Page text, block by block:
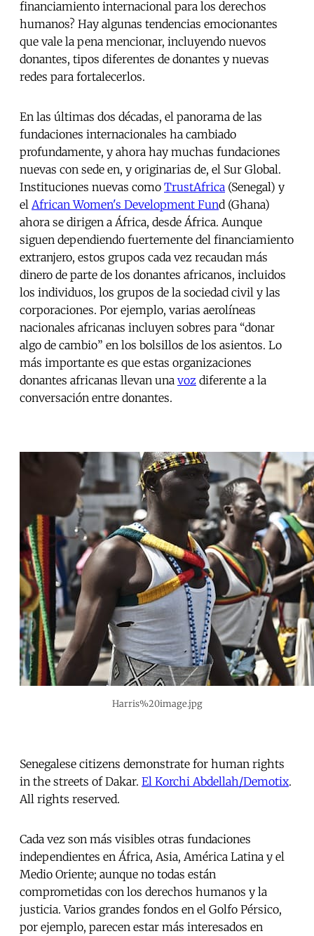
financiamiento internacional para los derechos
humanos? Hay algunas tendencias emocionantes
que vale la pena mencionar, incluyendo nuevos
donantes, tipos diferentes de donantes y nuevas
redes para fortalecerlos.
En las últimas dos décadas, el panorama de las
fundaciones internacionales ha cambiado
profundamente, y ahora hay muchas fundaciones
nuevas con sede en, y originarias de, el Sur Global.
Instituciones nuevas como TrustAfrica (Senegal) y
el African Women's Development Fund (Ghana)
ahora se dirigen a África, desde África. Aunque
siguen dependiendo fuertemente del financiamiento
extranjero, estos grupos cada vez recaudan más
dinero de parte de los donantes africanos, incluidos
los individuos, los grupos de la sociedad civil y las
corporaciones. Por ejemplo, varias aerolíneas
nacionales africanas incluyen sobres para “donar
algo de cambio” en los bolsillos de los asientos. Lo
más importante es que estas organizaciones
donantes africanas llevan una voz diferente a la
conversación entre donantes.
Harris%20image.jpg
Senegalese citizens demonstrate for human rights
in the streets of Dakar. El Korchi Abdellah/Demotix.
All rights reserved.
Cada vez son más visibles otras fundaciones
independientes en África, Asia, América Latina y el
Medio Oriente; aunque no todas están
comprometidas con los derechos humanos y la
justicia. Varios grandes fondos en el Golfo Pérsico,
por ejemplo, parecen estar más interesados en